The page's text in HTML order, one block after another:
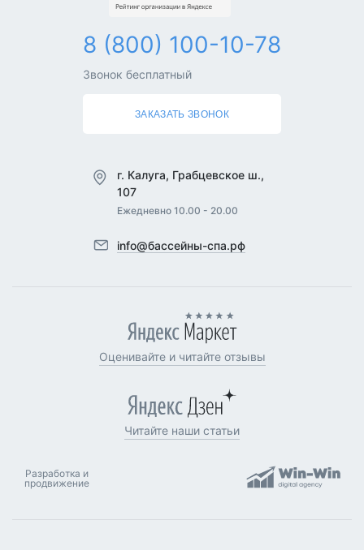
8 (800) 100-10-78
Звонок бесплатный
ЗАКАЗАТЬ ЗВОНОК
г. Калуга, Грабцевское ш.,
107
Ежедневно 10.00 - 20.00
info@бассейны-спа.рф
Оценивайте и читайте отзывы
Читайте наши статьи
Разработка и
продвижение